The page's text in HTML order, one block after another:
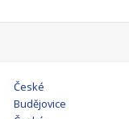
České
Budějovice